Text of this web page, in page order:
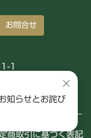
お問合せ
1
商取引に基づく表記
知らせとお詫び
×